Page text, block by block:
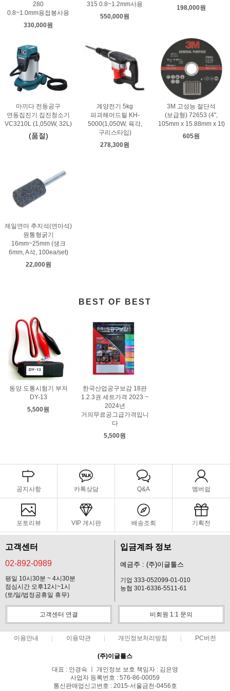
280
0.8~1.0mm용접봉사용
330,000원
315 0.8~1.2mm사용
550,000원
198,000원
마끼다 전동공구
연동집진기 집진청소기
VC3210L (1,050W, 32L)
(품절)
계양전기 5kg
파괴해머드릴 KH-
5000(1,050W, 육각,
구리스타입)
278,300원
3M 고성능 절단석
(보급형) 72653 (4",
105mm x 15.88mm x 1t)
605원
제일연마 추지석(연마석)
원통형굵기
16mm~25mm (생크
6mm, A석, 100ea/set)
22,000원
BEST OF BEST
동양 도통시험기 부저
DY-13
5,500원
한국산업공구보감 18판
1.2.3권 세트가격 2023 ~
2024년
거의무료공그급가격입니
다
5,500원
공지사항 카톡상담 Q&A 멤버쉽
포토리뷰 VIP 게시판 배송조회 기획전
고객센터
02-892-0989
평일 10시30분 ~ 4시30분
점심시간 오후12시~1시
(토/일/법정공휴일 휴무)
입금계좌 정보
예금주 : (주)이글툴스
기업 333-052099-01-010
농협 301-6336-5511-61
고객센터 연결 비회원 1:1 문의
이용안내 이용약관 개인정보처리방침 PC버전
(주)이글툴스
대표 : 안경숙 ㅣ 개인정보 보호 책임자 : 김은영
사업자 등록번호 : 576-86-00059
통신판매업신고번호 : 2015-서울금천-0456호